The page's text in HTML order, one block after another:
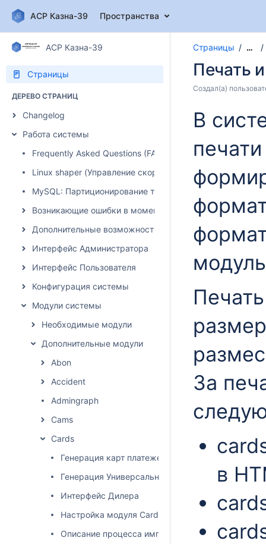
АСР Казна-39 Пространства
АСР Казна-39
Страницы
ДЕРЕВО СТРАНИЦ
Changelog
Работа системы
Frequently Asked Questions (FAQ)
Linux shaper (Управление скоростью)
MySQL: Партиционирование таблиц
Возникающие ошибки в момент авторизации абонента
Дополнительные возможности системы
Интерфейс Администратора
Интерфейс Пользователя
Конфигурация системы
Модули системы
Необходимые модули
Дополнительные модули
Abon
Accident
Admingraph
Cams
Cards
Генерация карт платежей
Генерация Универсальных Карт (с сервисами)
Интерфейс Дилера
Настройка модуля Cards
Описание процесса импорта
Страницы …
Печать
Создал(а)
В
За
в